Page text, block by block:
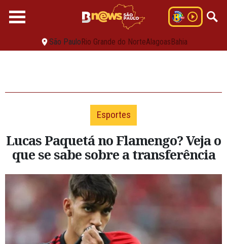
São PauloRio Grande do NorteAlagoasBahia
Esportes
Lucas Paquetá no Flamengo? Veja o
que se sabe sobre a transferência